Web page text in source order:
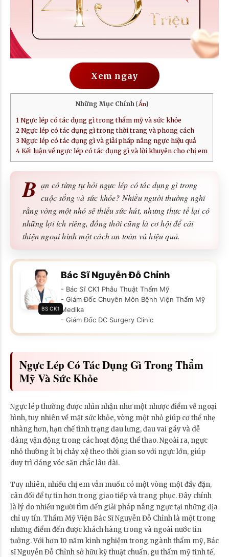
Xem ngay
Những Mục Chính [Ẩn]
1 Ngực lép có tác dụng gì trong thẩm mỹ và sức khỏe
2 Ngực lép có tác dụng gì trong thời trang và phong cách
3 Ngực lép có tác dụng gì và giải pháp nâng ngực hiệu quả
4 Kết luận về ngực lép có tác dụng gì và lời khuyên cho chị em
B ạn có từng tự hỏi ngực lép có tác dụng gì trong
cuộc sống và sức khỏe? Nhiều người thường nghĩ
rằng vòng một nhỏ sẽ thiếu sức hút, nhưng thực tế lại có
những lợi ích riêng, đồng thời cũng là cơ hội để cải
thiện ngoại hình một cách an toàn và hiệu quả.
BS CK1
Bác Sĩ Nguyễn Đỗ Chỉnh
- Bác Sĩ CK1 Phẫu Thuật Thẩm Mỹ
- Giám Đốc Chuyên Môn Bệnh Viện Thẩm Mỹ
Medika
- Giám Đốc DC Surgery Clinic
Ngực Lép Có Tác Dụng Gì Trong Thẩm
Mỹ Và Sức Khỏe
Ngực lép thường được nhìn nhận như một nhược điểm về ngoại
hình, tuy nhiên về mặt sức khỏe, vòng một nhỏ giúp cơ thể nhẹ
nhàng hơn, hạn chế tình trạng đau lưng, đau vai gáy và dễ
dàng vận động trong các hoạt động thể thao. Ngoài ra, ngực
nhỏ thường ít bị chảy xệ theo thời gian so với ngực lớn, giúp
duy trì dáng vóc săn chắc lâu dài.
Tuy nhiên, nhiều chị em vẫn muốn có một vòng một đầy đặn,
cân đối để tự tin hơn trong giao tiếp và trang phục. Đây chính
là lý do nhiều người tìm đến giải pháp nâng ngực tại những địa
chỉ uy tín. Thẩm Mỹ Viện Bác Sĩ Nguyễn Đỗ Chỉnh là một trong
những điểm đến được khách hàng trong và ngoài nước tin
tưởng. Với hơn 10 năm kinh nghiệm trong ngành thẩm mỹ, Bác
sĩ Nguyễn Đỗ Chỉnh sở hữu kỹ thuật chuẩn, gu thẩm mỹ tinh tế,